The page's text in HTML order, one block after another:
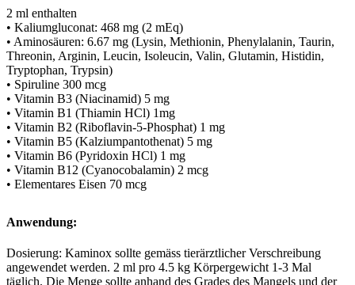
2 ml enthalten
• Kaliumgluconat: 468 mg (2 mEq)
• Aminosäuren: 6.67 mg (Lysin, Methionin, Phenylalanin, Taurin,
Threonin, Arginin, Leucin, Isoleucin, Valin, Glutamin, Histidin,
Tryptophan, Trypsin)
• Spiruline 300 mcg
• Vitamin B3 (Niacinamid) 5 mg
• Vitamin B1 (Thiamin HCl) 1mg
• Vitamin B2 (Riboflavin-5-Phosphat) 1 mg
• Vitamin B5 (Kalziumpantothenat) 5 mg
• Vitamin B6 (Pyridoxin HCl) 1 mg
• Vitamin B12 (Cyanocobalamin) 2 mcg
• Elementares Eisen 70 mcg
Anwendung:
Dosierung: Kaminox sollte gemäss tierärztlicher Verschreibung
angewendet werden. 2 ml pro 4.5 kg Körpergewicht 1-3 Mal
täglich. Die Menge sollte anhand des Grades des Mangels und der